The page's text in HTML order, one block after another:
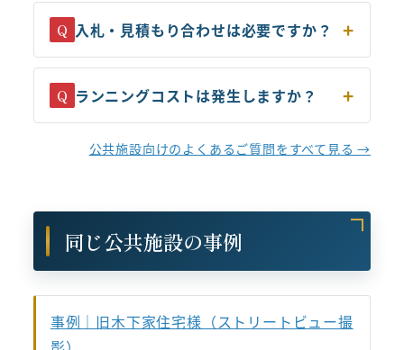
Q 入札・見積もり合わせは必要ですか？
Q ランニングコストは発生しますか？
公共施設向けのよくあるご質問をすべて見る →
同じ公共施設の事例
事例｜旧木下家住宅様（ストリートビュー撮